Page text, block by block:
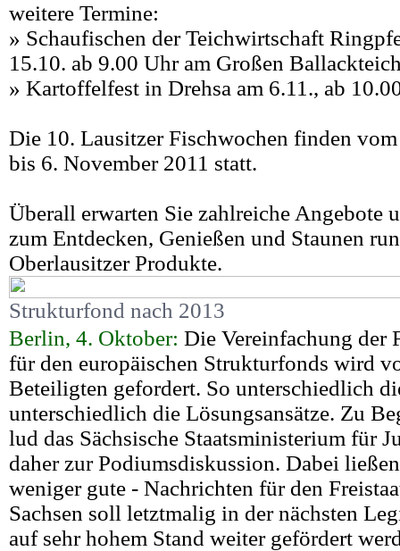
weitere Termine:
» Schaufischen der Teichwirtschaft
15.10. ab 9.00 Uhr am Großen
» Kartoffelfest in Drehsa am 6.11., ab
Die 10. Lausitzer Fischwochen finden vom
bis 6. November 2011 statt.
Überall erwarten Sie zahlreiche Angebote
zum Entdecken, Genießen und Staunen
Oberlausitzer Produkte.
Strukturfond nach 2013
Berlin, 4. Oktober: Die Vereinfachung der
für den europäischen Strukturfonds wird
Beteiligten gefordert. So unterschiedlich
unterschiedlich die Lösungsansätze. Zu
lud das Sächsische Staatsministerium für
daher zur Podiumsdiskussion. Dabei
weniger gute - Nachrichten für den
Sachsen soll letztmalig in der nächsten
auf sehr hohem Stand weiter gefördert